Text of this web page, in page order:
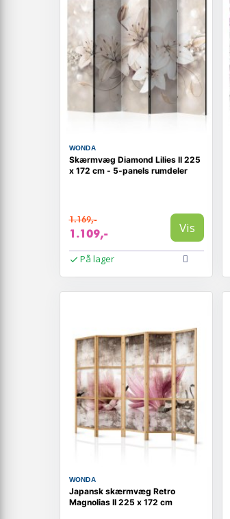
WONDA
Skærmvæg Diamond Lilies II 225
x 172 cm - 5-panels rumdeler
1.169,-
1.109,- Vis
På lager
WONDA
Japansk skærmvæg Retro
Magnolias II 225 x 172 cm